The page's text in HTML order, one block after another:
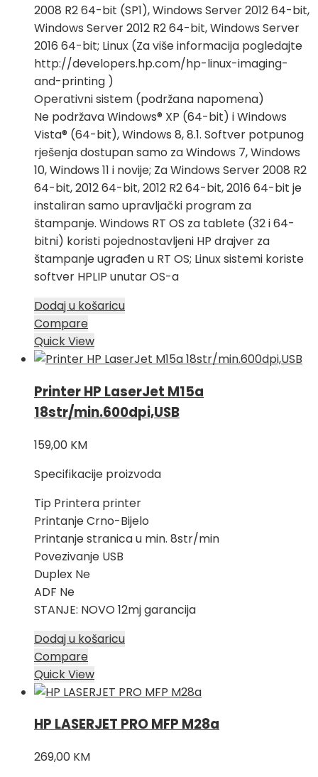
2008 R2 64-bit (SP1), Windows Server 2012 64-bit,
Windows Server 2012 R2 64-bit, Windows Server
2016 64-bit; Linux (Za više informacija pogledajte
http://developers.hp.com/hp-linux-imaging-
and-printing )
Operativni sistem (podržana napomena)
Ne podržava Windows® XP (64-bit) i Windows
Vista® (64-bit), Windows 8, 8.1. Softver potpunog
rješenja dostupan samo za Windows 7, Windows
10, Windows 11 i novije; Za Windows Server 2008 R2
64-bit, 2012 64-bit, 2012 R2 64-bit, 2016 64-bit je
instaliran samo upravljački program za
štampanje. Windows RT OS za tablete (32 i 64-
bitni) koristi pojednostavljeni HP drajver za
štampanje ugrađen u RT OS; Linux sistemi koriste
softver HPLIP unutar OS-a
Dodaj u košaricu
Compare
Quick View
Printer HP LaserJet M15a
18str/min.600dpi,USB
159,00 KM
Specifikacije proizvoda
Tip Printera printer
Printanje Crno-Bijelo
Printanje stranica u min. 8str/min
Povezivanje USB
Duplex Ne
ADF Ne
STANJE: NOVO 12mj garancija
Dodaj u košaricu
Compare
Quick View
HP LASERJET PRO MFP M28a
269,00 KM